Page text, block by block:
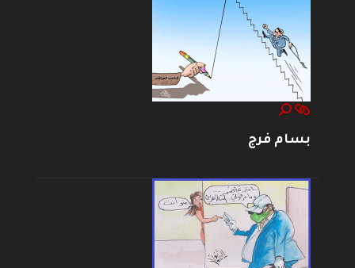
بسام فرج